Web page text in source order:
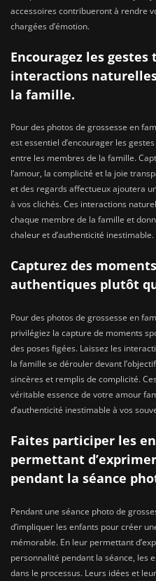
accessoires contribueront à rendre
chargées d’émotion.
Encouragez les
interactions
la famille.
Pour des photos de grossesse en
est essentiel d’encourager les
entre les membres de la famille.
l’amour, la complicité et la joie
et des regards affectueux ajoutera
à vos clichés. Ces interactions
chaque membre de la famille et
chaleur et d’authenticité inestimable.
Capturez des
authentiques plutôt
Pour des photos de grossesse en
privilégiez la capture de moments
des poses figées. Laissez les
la famille se dérouler devant
sincères et remplis de complicité.
véritable essence de votre amour
d’authenticité inestimable à vos
Faites participer les
permettant
pendant la séance
Pendant une séance photo de
d’impliquer les enfants pour créer
mémorable. En leur permettant
personnalité pendant la séance, les
dans le processus. Leurs idées et